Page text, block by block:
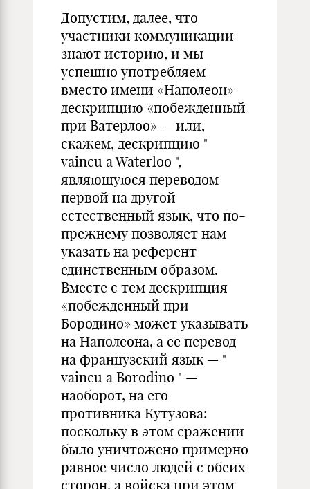
Допустим, далее, что
участники коммуникации
знают историю, и мы
успешно употребляем
вместо имени «Наполеон»
дескрипцию «побежденный
при Ватерлоо» — или,
скажем, дескрипцию "
vaincu a Waterloo ",
являющуюся переводом
первой на другой
естественный язык, что по-
прежнему позволяет нам
указать на референт
единственным образом.
Вместе с тем дескрипция
«побежденный при
Бородино» может указывать
на Наполеона, а ее перевод
на французский язык — "
vaincu a Borodino " —
наоборот, на его
противника Кутузова:
поскольку в этом сражении
было уничтожено примерно
равное число людей с обеих
сторон, а войска при этом